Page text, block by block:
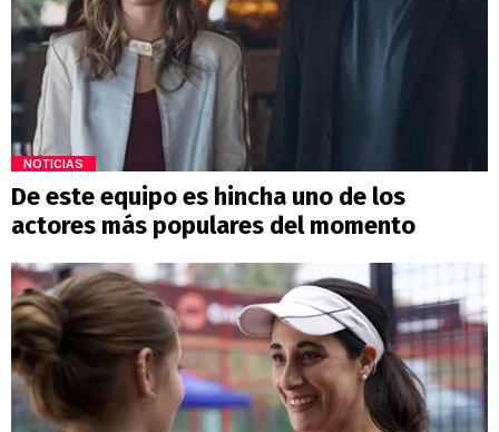
NOTICIAS
De este equipo es hincha uno de los
actores más populares del momento